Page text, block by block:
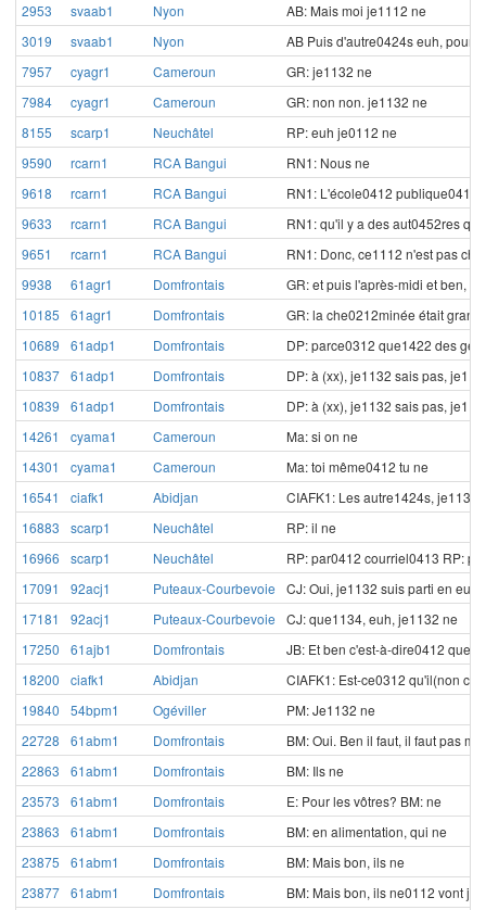
2953
svaab1 Nyon
AB: Mais moi je1112 ne
3019
svaab1 Nyon
AB Puis d'autre0424s euh,
7957
cyagr1 Cameroun
GR: je1132 ne
7984
cyagr1 Cameroun GR: non non. je1132 ne
8155
scarp1 Neuchâtel
RP: euh je0112 ne
9590
rcarn1 RCA Bangui
RN1: Nous ne
9618
rcarn1 RCA Bangui
RN1: L'école0412 publique0412,
9633
rcarn1 RCA Bangui
RN1: qu'il y a des aut0452res qui
9651
rcarn1 RCA Bangui
RN1: Donc, ce1112 n'est pas
9938
61agr1 Domfrontais
GR: et puis l'après-midi et ben,
10185
61agr1 Domfrontais
GR: la che0212minée était
10689
61adp1 Domfrontais DP:parce0312 que1422 des
10837 61adp1 Domfrontais
DP: à (xx), je1132 sais pas,
10839
61adp1 Domfrontais
DP: à (xx), je1132 sais pas,
14261
cyama1 Cameroun
Ma: si on ne
14301
cyama1 Cameroun
Ma: toi même0412 tu ne
16541
ciafk1 Abidjan
CIAFK1: Les autre1424s, je1132
16883
scarp1 Neuchâtel
RP: il ne
16966
scarp1 Neuchâtel RP: par0412 courriel0413 RP:
17091
92acj1 Puteaux-Courbevoie
CJ: Oui, je1132 suis parti en
17181
92acj1 Puteaux-Courbevoie
CJ: que1134, euh, je1132 ne
17250
61ajb1 Domfrontais
JB: Et ben c'est-à-dire0412
18200
ciafk1 Abidjan
CIAFK1: Est-ce0312 qu'il(non
19840
54bpm1 Ogéviller
PM: Je1132 ne
22728
61abm1 Domfrontais
BM: Oui. Ben il faut, il faut pas
22863
61abm1 Domfrontais
BM: Ils ne
23573
61abm1 Domfrontais E: Pour les vôtres? BM: ne
23863
61abm1 Domfrontais
BM: en alimentation, qui ne
23875
61abm1 Domfrontais
BM: Mais bon, ils ne
23877 61abm1 Domfrontais BM: Mais bon, ils ne0112 vont